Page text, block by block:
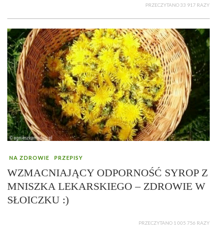
PRZECZYTANO 33 917 RAZY
NA ZDROWIE PRZEPISY
WZMACNIAJĄCY ODPORNOŚĆ SYROP Z
MNISZKA LEKARSKIEGO – ZDROWIE W
SŁOICZKU :)
PRZECZYTANO 1 005 756 RAZY